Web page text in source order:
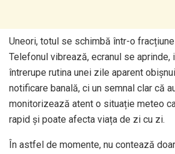
Uneori, totul se schimbă într-o
Telefonul vibrează, ecranul se aprinde,
întrerupe rutina unei zile aparent
notificare banală, ci un semnal clar că
monitorizează atent o situație meteo
rapid și poate afecta viața de zi cu zi.
În astfel de momente, nu contează